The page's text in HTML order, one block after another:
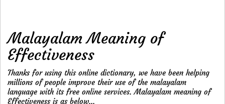
Malayalam Meaning of
Effectiveness
Thanks for using this online dictionary, we have been helping
millions of people improve their use of the malayalam
language with its free online services. Malayalam meaning of
Effectiveness is as below...